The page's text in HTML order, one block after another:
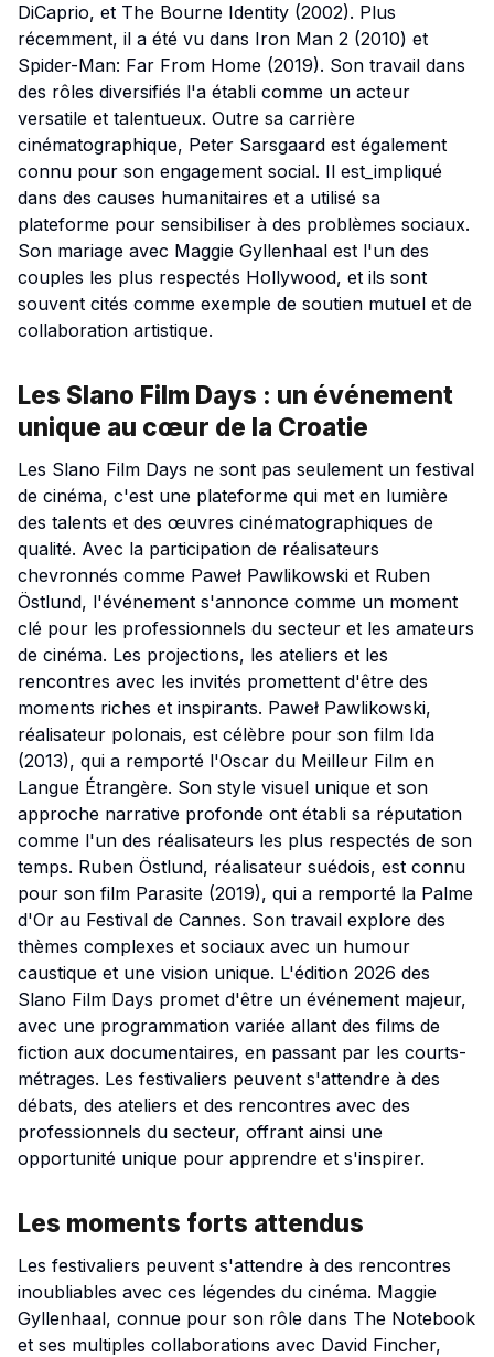
DiCaprio, et The Bourne Identity (2002). Plus
récemment, il a été vu dans Iron Man 2 (2010) et
Spider-Man: Far From Home (2019). Son travail dans
des rôles diversifiés l'a établi comme un acteur
versatile et talentueux. Outre sa carrière
cinématographique, Peter Sarsgaard est également
connu pour son engagement social. Il est_impliqué
dans des causes humanitaires et a utilisé sa
plateforme pour sensibiliser à des problèmes sociaux.
Son mariage avec Maggie Gyllenhaal est l'un des
couples les plus respectés Hollywood, et ils sont
souvent cités comme exemple de soutien mutuel et de
collaboration artistique.
Les Slano Film Days : un événement
unique au cœur de la Croatie
Les Slano Film Days ne sont pas seulement un festival
de cinéma, c'est une plateforme qui met en lumière
des talents et des œuvres cinématographiques de
qualité. Avec la participation de réalisateurs
chevronnés comme Paweł Pawlikowski et Ruben
Östlund, l'événement s'annonce comme un moment
clé pour les professionnels du secteur et les amateurs
de cinéma. Les projections, les ateliers et les
rencontres avec les invités promettent d'être des
moments riches et inspirants. Paweł Pawlikowski,
réalisateur polonais, est célèbre pour son film Ida
(2013), qui a remporté l'Oscar du Meilleur Film en
Langue Étrangère. Son style visuel unique et son
approche narrative profonde ont établi sa réputation
comme l'un des réalisateurs les plus respectés de son
temps. Ruben Östlund, réalisateur suédois, est connu
pour son film Parasite (2019), qui a remporté la Palme
d'Or au Festival de Cannes. Son travail explore des
thèmes complexes et sociaux avec un humour
caustique et une vision unique. L'édition 2026 des
Slano Film Days promet d'être un événement majeur,
avec une programmation variée allant des films de
fiction aux documentaires, en passant par les courts-
métrages. Les festivaliers peuvent s'attendre à des
débats, des ateliers et des rencontres avec des
professionnels du secteur, offrant ainsi une
opportunité unique pour apprendre et s'inspirer.
Les moments forts attendus
Les festivaliers peuvent s'attendre à des rencontres
inoubliables avec ces légendes du cinéma. Maggie
Gyllenhaal, connue pour son rôle dans The Notebook
et ses multiples collaborations avec David Fincher,